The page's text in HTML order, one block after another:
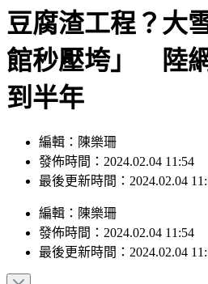
豆腐渣工程？大
館秒壓垮」 陸
到半年
編輯：陳樂珊
發佈時間：2024.02.04 11:54
最後更新時間：2024.02.04
編輯 ： 陳樂珊
發佈時間： 2024.02.04 11:54
最後更新時間： 2024.02.04